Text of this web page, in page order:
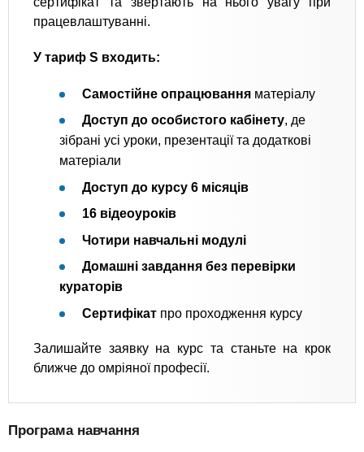
працевлаштуванні.
У тариф S входить:
Самостійне опрацювання матеріалу
Доступ до особистого кабінету, де
зібрані усі уроки, презентації та додаткові
матеріали
Доступ до курсу 6 місяців
16 відеоуроків
Чотири навчальні модулі
Домашні завдання без перевірки
кураторів
Сертифікат про проходження курсу
Залишайте заявку на курс та станьте на крок
ближче до омріяної професії.
Програма навчання